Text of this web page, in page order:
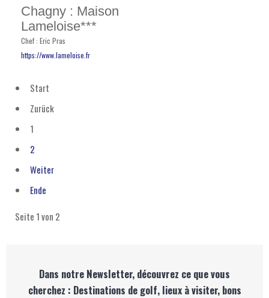
Chagny : Maison
Lameloise***
Chef : Eric Pras
https://www.lameloise.fr
Start
Zurück
1
2
Weiter
Ende
Seite 1 von 2
Dans notre Newsletter, découvrez ce que vous
cherchez : Destinations de golf, lieux à visiter, bons